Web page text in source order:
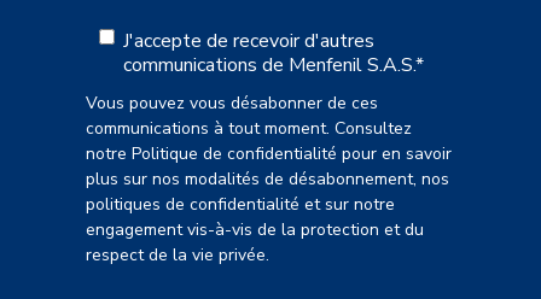
J'accepte de recevoir d'autres
communications de Menfenil S.A.S.*
Vous pouvez vous désabonner de ces
communications à tout moment. Consultez
notre Politique de confidentialité pour en savoir
plus sur nos modalités de désabonnement, nos
politiques de confidentialité et sur notre
engagement vis-à-vis de la protection et du
respect de la vie privée.